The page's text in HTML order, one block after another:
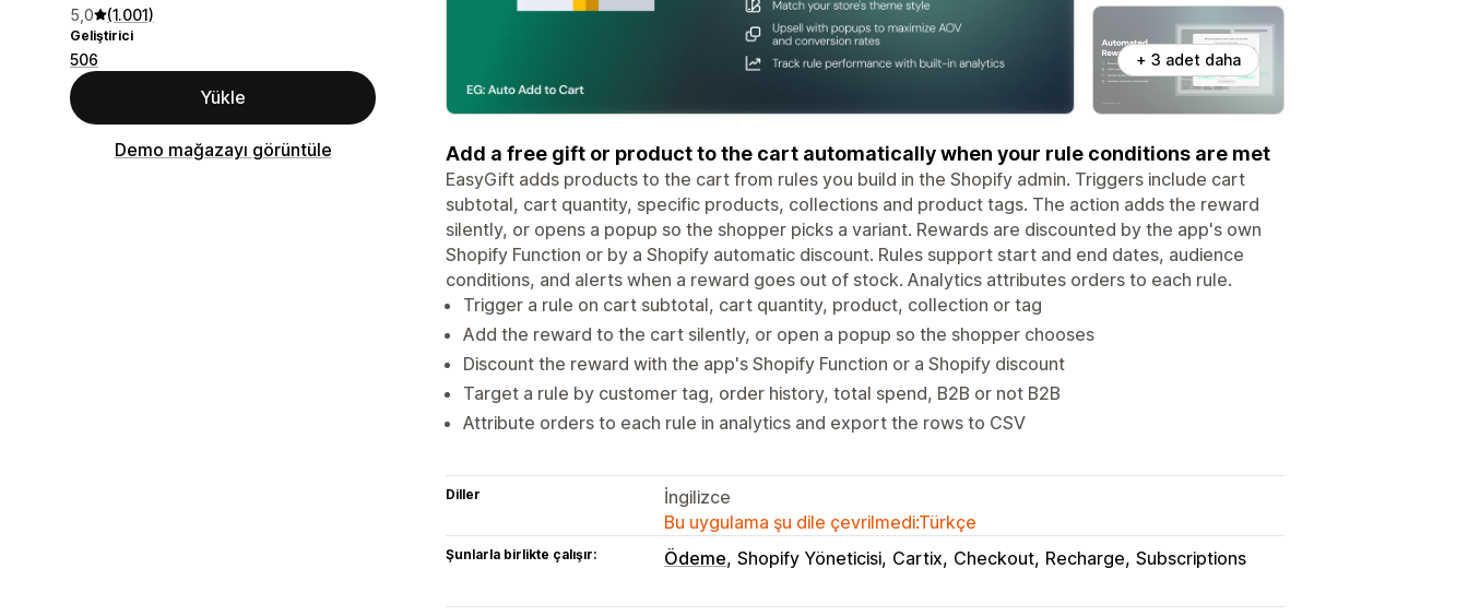
5,0 (1.001)
Geliştirici
506
Yükle
Demo mağazayı görüntüle
+ 3 adet daha
Add a free gift or product to the cart automatically when your rule conditions are met
EasyGift adds products to the cart from rules you build in the Shopify admin. Triggers include cart
subtotal, cart quantity, specific products, collections and product tags. The action adds the reward
silently, or opens a popup so the shopper picks a variant. Rewards are discounted by the app's own
Shopify Function or by a Shopify automatic discount. Rules support start and end dates, audience
conditions, and alerts when a reward goes out of stock. Analytics attributes orders to each rule.
Trigger a rule on cart subtotal, cart quantity, product, collection or tag
Add the reward to the cart silently, or open a popup so the shopper chooses
Discount the reward with the app's Shopify Function or a Shopify discount
Target a rule by customer tag, order history, total spend, B2B or not B2B
Attribute orders to each rule in analytics and export the rows to CSV
Diller
İngilizce
Bu uygulama şu dile çevrilmedi:Türkçe
Şunlarla birlikte çalışır: Ödeme Shopify Yöneticisi Cartix Checkout Recharge Subscriptions